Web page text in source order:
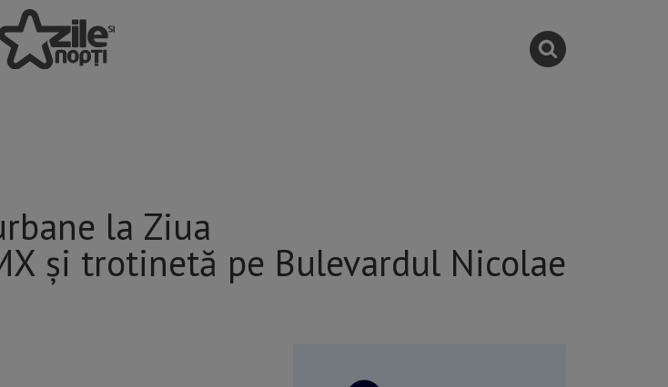
la Ziua
și trotinetă pe Bulevardul Nicolae